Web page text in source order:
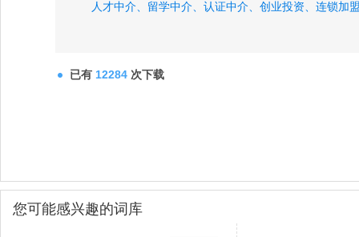
人才中介、 留学中介、 认证中介、 创业投资、 连锁加
已有 12284 次下载
您可能感兴趣的词库